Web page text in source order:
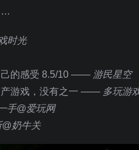
时光
己的感受 8.5/10 —— 游民星空
产游戏，没有之一 —— 多玩游
手@爱玩网
奶牛关